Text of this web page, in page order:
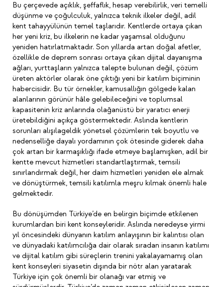
Bu çerçevede açıklık, şeffaflık, hesap verebilirlik, veri temelli
düşünme ve çoğulculuk, yalnızca teknik ilkeler değil, adil
kent tahayyülünün temel taşlarıdır. Kentlerde ortaya çıkan
her yeni kriz, bu ilkelerin ne kadar yaşamsal olduğunu
yeniden hatırlatmaktadır. Son yıllarda artan doğal afetler,
özellikle de deprem sonrası ortaya çıkan dijital dayanışma
ağları, yurttaşların yalnızca talepte bulunan değil, çözüm
üreten aktörler olarak öne çıktığı yeni bir katılım biçiminin
habercisidir. Bu tür örnekler, kamusallığın gölgede kalan
alanlarının görünür hâle gelebileceğini ve toplumsal
kapasitenin kriz anlarında olağanüstü bir yaratıcı enerji
üretebildiğini açıkça göstermektedir. Aslında kentlerin
sorunları alışılageldik yönetsel çözümlerin tek boyutlu ve
nedenselliğe dayalı yordamının çok ötesinde giderek daha
çok artan bir karmaşıklığı ifade etmeye başlamışken, adil bir
kentte mevcut hizmetleri standartlaştırmak, temsili
sınırlandırmak değil, her daim hizmetleri yeniden ele almak
ve dönüştürmek, temsili katılımla meşru kılmak önemli hale
gelmektedir.
Bu dönüşümden Türkiye’de en belirgin biçimde etkilenen
kurumlardan biri kent konseyleridir. Aslında neredeyse yirmi
yıl öncesindeki dünyanın katılım anlayışının bir kalıntısı olan
ve dünyadaki katılımcılığa dair olarak sıradan insanın katılımı
ve dijital katılım gibi süreçlerin trenini yakalayamamış olan
kent konseyleri siyasetin dışında bir nötr alan yaratarak
Türkiye için çok önemli bir olanağı var etmiş ve